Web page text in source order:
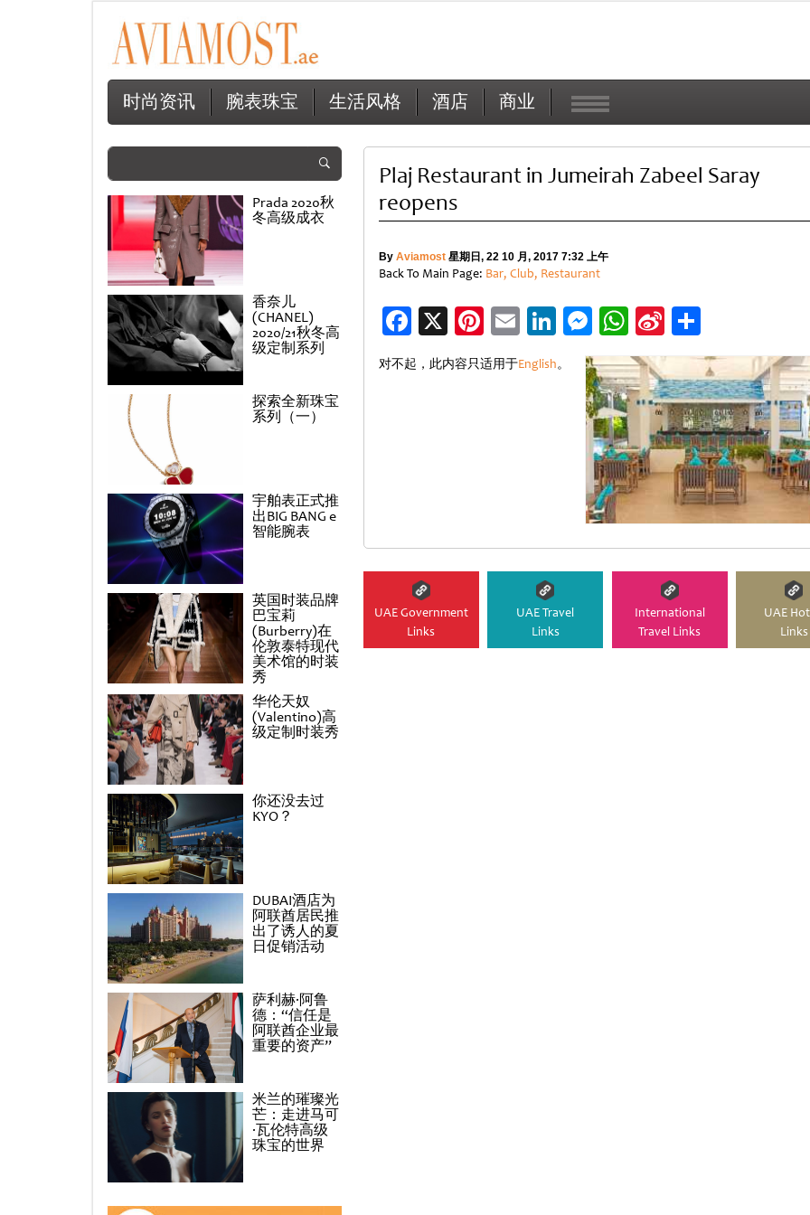
时尚资讯 腕表珠宝 生活风格 酒店 商业
Prada 2020秋
冬高级成衣
香奈儿
(CHANEL)
2020/21秋冬高
级定制系列
探索全新珠宝
系列（一）
宇舶表正式推
出BIG BANG e
智能腕表
英国时装品牌
巴宝莉
(Burberry)在
伦敦泰特现代
美术馆的时装
秀
华伦天奴
(Valentino)高
级定制时装秀
你还没去过
KYO？
DUBAI酒店为
阿联酋居民推
出了诱人的夏
日促销活动
萨利赫·阿鲁
德：“信任是
阿联酋企业最
重要的资产”
米兰的璀璨光
芒：走进马可
·瓦伦特高级
珠宝的世界
Plaj Restaurant in Jumeirah Zabeel Saray
reopens
By Aviamost星期日, 22 10 月, 2017 7:32 上午
Back To Main Page: Bar, Club, Restaurant
Facebook
X Pinterest
EmailLinkedIn
Messenger
WhatsApp
Sina
Weibo
分
享
对不起，此内容只适用于English。
UAE Government
Links
UAE Travel
Links
International
Travel Links
UAE
Links